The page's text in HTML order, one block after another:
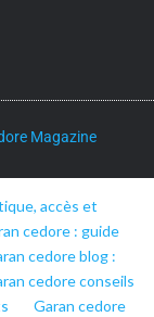
Magazine
accès et
cedore : guide
cedore blog :
cedore conseils
Garan cedore